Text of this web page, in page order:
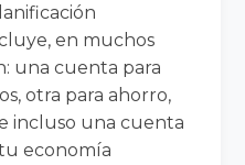
en muchos
una cuenta para
otra para ahorro,
incluso una cuenta
economía